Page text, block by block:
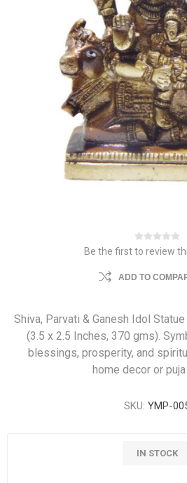
Be the first to review
ADD TO
Shiva, Parvati & Ganesh Idol
(3.5 x 2.5 Inches, 370 gms).
blessings, prosperity, and
home decor or
SKU: YMP-
IN STOCK